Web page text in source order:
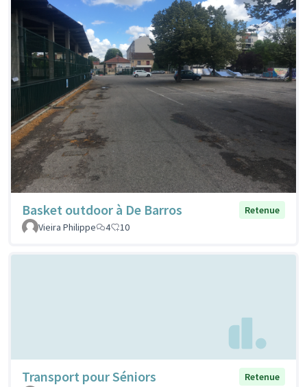
Basket outdoor à De Barros
Retenue
Vieira Philippe
4 10
Transport pour Séniors
Retenue